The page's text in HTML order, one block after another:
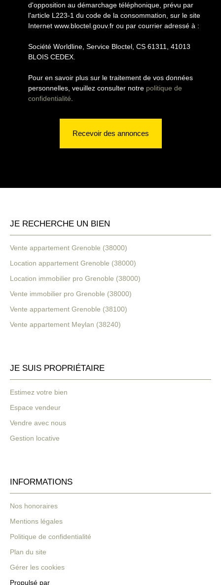
d'opposition au démarchage téléphonique, prévu par
l'article L223-1 du code de la consommation, sur le site
Internet www.bloctel.gouv.fr ou par courrier adressé à :
Société Worldline, Service Bloctel, CS 61311, 41013
BLOIS CEDEX.
Pour en savoir plus sur le traitement de vos données
personnelles, veuillez consulter notre politique de
confidentialité
Recevoir des annonces
JE RECHERCHE UN BIEN
Vente appartement Grenoble (38000)
Location appartement Grenoble (38000)
Location immobilier pro Grenoble (38000)
Vente immobilier pro Grenoble (38000)
Vente appartement Grenoble (38100)
Vente appartement Meylan (38240)
JE SUIS PROPRIÉTAIRE
Estimez votre bien
Espace vendeur
Vendre avec nous
Gestion locative
INFORMATIONS
Nos honoraires
Mentions légales
Politique de confidentialité
Plan du site
Gérer les cookies
Propulsé par